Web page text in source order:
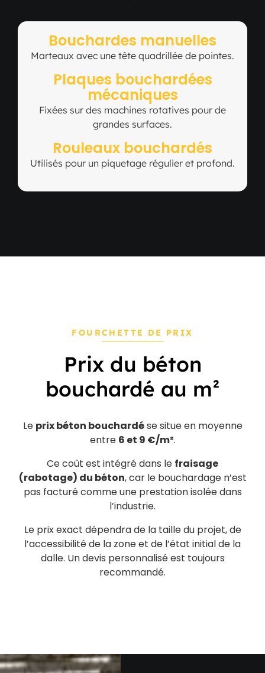
Bouchardes manuelles
Marteaux avec une tête quadrillée de pointes.
Plaques bouchardées
mécaniques
Fixées sur des machines rotatives pour de
grandes surfaces.
Rouleaux bouchardés
Utilisés pour un piquetage régulier et profond.
FOURCHETTE DE PRIX
Prix du béton
bouchardé au m²
Le prix béton bouchardése situe en moyenne
entre 6 et 9 €/m².
Ce coût est intégré dans le fraisage
(rabotage) du béton, car le bouchardage n’est
pas facturé comme une prestation isolée dans
l’industrie.
Le prix exact dépendra de la taille du projet, de
l’accessibilité de la zone et de l’état initial de la
dalle. Un devis personnalisé est toujours
recommandé.